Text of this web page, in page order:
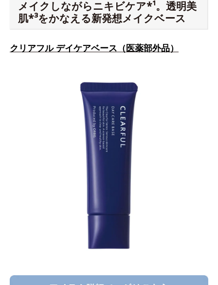
メイクしながらニキビケア*¹。透明美
肌*³をかなえる新発想メイクベース
クリアフル デイケアベース（医薬部外品）